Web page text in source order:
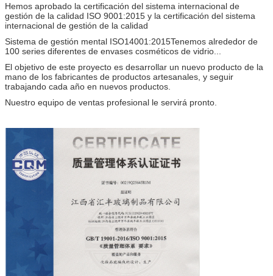
Hemos aprobado la certificación del sistema internacional de
gestión de la calidad ISO 9001:2015 y la certificación del sistema
internacional de gestión de la calidad
Sistema de gestión mental ISO14001:2015Tenemos alrededor de
100 series diferentes de envases cosméticos de vidrio...
El objetivo de este proyecto es desarrollar un nuevo producto de la
mano de los fabricantes de productos artesanales, y seguir
trabajando cada año en nuevos productos.
Nuestro equipo de ventas profesional le servirá pronto.